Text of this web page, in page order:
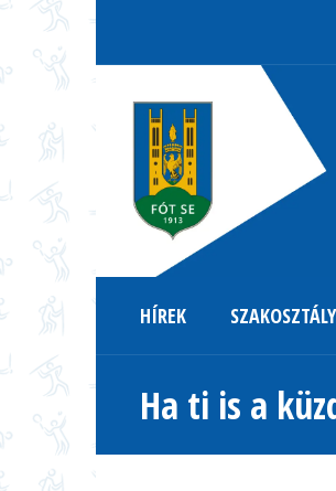
HÍREK
Ha ti is a